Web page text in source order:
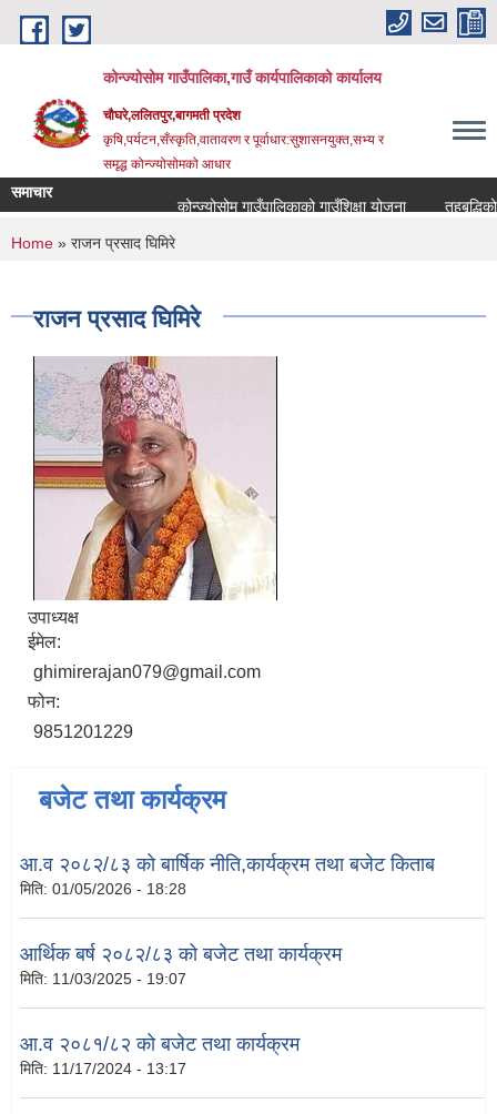
Skip to main content
कोन्ज्योसोम गाउँपालिका,गाउँ कार्यपालिकाको कार्यालय
चौघरे,ललितपुर,बागमती प्रदेश
कृषि,पर्यटन,सँस्कृति,वातावरण र पूर्वाधार:सुशासनयुक्त,सभ्य र
समृद्ध कोन्ज्योसोमको आधार
समाचार
कोन्ज्योसोम गाउँपालिकाको गाउँशिक्षा योजना
You are here
Home » राजन प्रसाद घिमिरे
राजन प्रसाद घिमिरे
उपाध्यक्ष
ईमेल:
ghimirerajan079@gmail.com
फोन:
9851201229
बजेट तथा कार्यक्रम
आ.व २०८२/८३ को बार्षिक नीति,कार्यक्रम तथा बजेट किताब
मिति: 01/05/2026 - 18:28
आर्थिक बर्ष २०८२/८३ को बजेट तथा कार्यक्रम
मिति: 11/03/2025 - 19:07
आ.व २०८१/८२ को बजेट तथा कार्यक्रम
मिति: 11/17/2024 - 13:17